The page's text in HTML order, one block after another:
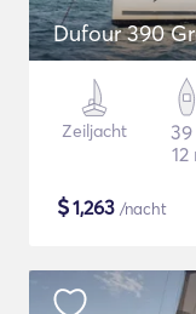
Dufour 390
Zeiljacht
12
$1,263 /nacht